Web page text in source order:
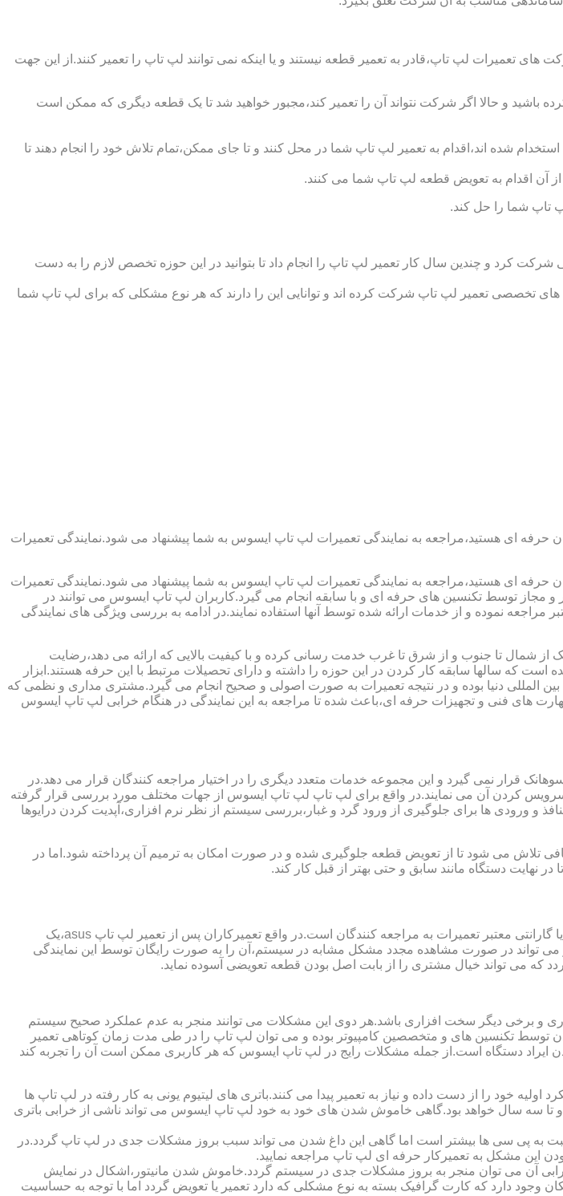
لپ تاپ،قادر به تعمیر قطعه نیستند و یا اینکه نمی توانند لپ تاپ را تعمیر کنند.از این جهت
و حالا اگر شرکت نتواند آن را تعمیر کند،مجبور خواهید شد تا یک قطعه دیگری که ممکن است
شده اند،اقدام به تعمیر لپ تاپ شما در محل کنند و تا جای ممکن،تمام تلاش خود را انجام دهند تا
آن اقدام به تعویض قطعه لپ تاپ شما می کنند.
تاپ شما را حل کند.
کرد و چندین سال کار تعمیر لپ تاپ را انجام داد تا بتوانید در این حوزه تخصص لازم را به دست
تخصصی تعمیر لپ تاپ شرکت کرده اند و توانایی این را دارند که هر نوع مشکلی که برای لپ تاپ شما
ای هستید،مراجعه به نمایندگی تعمیرات لپ تاپ ایسوس به شما پیشنهاد می شود.نمایندگی تعمیرات
ای هستید،مراجعه به نمایندگی تعمیرات لپ تاپ ایسوس به شما پیشنهاد می شود.نمایندگی تعمیرات
مجاز توسط تکنسین های حرفه ای و با سابقه انجام می گیرد.کاربران لپ تاپ ایسوس می توانند در
نموده و از خدمات ارائه شده توسط آنها استفاده نمایند.در ادامه به بررسی ویژگی های نمایندگی
شمال تا جنوب و از شرق تا غرب خدمت رسانی کرده و با کیفیت بالایی که ارائه می دهد،رضایت
که سالها سابقه کار کردن در این حوزه را داشته و دارای تحصیلات مرتبط با این حرفه هستند.ابزار
بین المللی دنیا بوده و در نتیجه تعمیرات به صورت اصولی و صحیح انجام می گیرد.مشتری مداری و نظمی که
های فنی و تجهیزات حرفه ای،باعث شده تا مراجعه به این نمایندگی در هنگام خرابی لپ تاپ ایسوس
قرار نمی گیرد و این مجموعه خدمات متعدد دیگری را در اختیار مراجعه کنندگان قرار می دهد.در
سرویس کردن آن می نمایند.در واقع برای لپ تاپ لپ تاپ ایسوس از جهات مختلف مورد بررسی قرار گرفته
ها برای جلوگیری از ورود گرد و غبار،بررسی سیستم از نظر نرم افزاری،آپدیت کردن درایوها
تلاش می شود تا از تعویض قطعه جلوگیری شده و در صورت امکان به ترمیم آن پرداخته شود.اما در
نهایت دستگاه مانند سابق و حتی بهتر از قبل کار کند.
از مزایای قابل توجهی که نمایندگی تعمیر لپ تاپ ایسوس از آن برخوردار است،ارائه ضمانت نامه و یا گارانتی معتبر تعمیرات به مراجعه کنندگان است.در واقع تعمیرکاران پس از تعمیر لپ تاپ asus،یک
می تواند در صورت مشاهده مجدد مشکل مشابه در سیستم،آن را به صورت رایگان توسط این نمایندگی
که می تواند خیال مشتری را از بابت اصل بودن قطعه تعویضی آسوده نماید.
و برخی دیگر سخت افزاری باشد.هر دوی این مشکلات می توانند منجر به عدم عملکرد صحیح سیستم
توسط تکنسین های و متخصصین کامپیوتر بوده و می توان لپ تاپ را در طی مدت زمان کوتاهی تعمیر
ایراد دستگاه است.از جمله مشکلات رایج در لپ تاپ ایسوس که هر کاربری ممکن است آن را تجربه کند
خود را از دست داده و نیاز به تعمیر پیدا می کنند.باتری های لیتیوم یونی به کار رفته در لپ تاپ ها
دو تا سه سال خواهد بود.گاهی خاموش شدن های خود به خود لپ تاپ ایسوس می تواند ناشی از خرابی باتری
به پی سی ها بیشتر است اما گاهی این داغ شدن می تواند سبب بروز مشکلات جدی در لپ تاپ گردد.در
مشکل به تعمیرکار حرفه ای لپ تاپ مراجعه نمایید.
آن می توان منجر به بروز مشکلات جدی در سیستم گردد.خاموش شدن مانیتور،اشکال در نمایش
وجود دارد که کارت گرافیک بسته به نوع مشکلی که دارد تعمیر یا تعویض گردد اما با توجه به حساسیت